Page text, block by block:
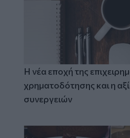
Η νέα εποχή της
χρηματοδότησης και η
συνεργειών